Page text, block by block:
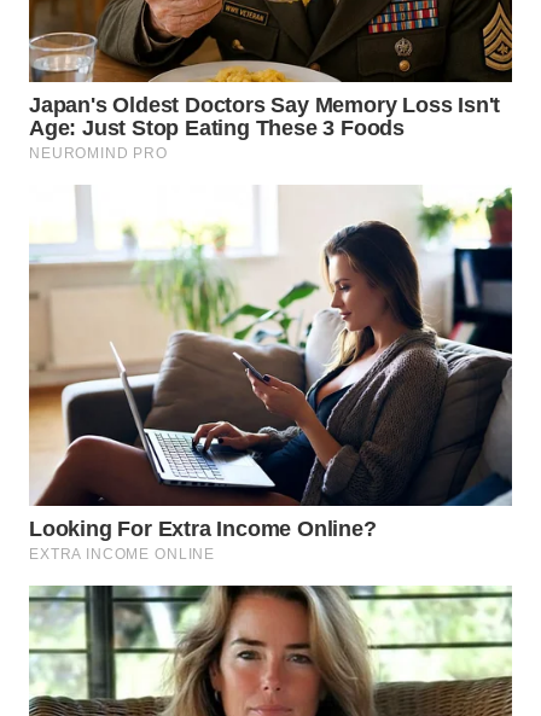
PAKPAK
WN
KARAWANG
BEKASI
WN
DEPOK
WN
TAPANULI
WN
WN
PADANG
LAWAS